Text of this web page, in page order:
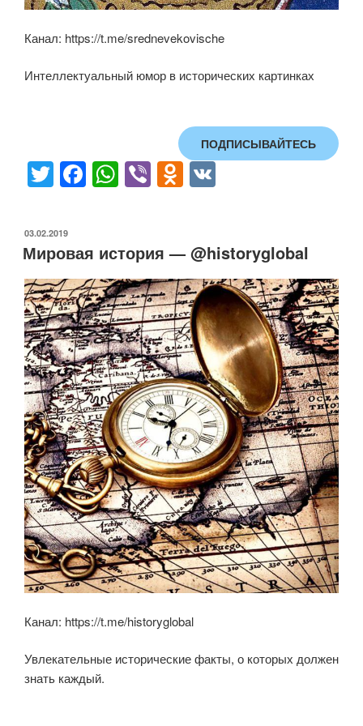
Канал: https://t.me/srednevekovische
Интеллектуальный юмор в исторических картинках
ПОДПИСЫВАЙТЕСЬ
T
tt
er
F
e
b
o
o
k
W
s
A
p
p
Vi O
o
kl
a
ss
ni
ki
ОПУБЛИКОВАНО
03.02.2019
Мировая история — @historyglobal
Канал: https://t.me/historyglobal
Увлекательные исторические факты, о которых должен
знать каждый.